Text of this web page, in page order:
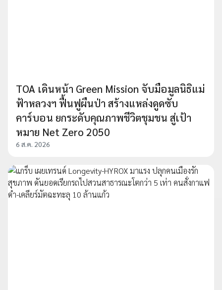
TOA เดินหน้า Green Mission จับมือมูลนิธิแม่
ฟ้าหลวงฯ ฟื้นฟูผืนป่า สร้างแหล่งดูดซับ
คาร์บอน ยกระดับคุณภาพชีวิตชุมชน สู่เป้า
หมาย Net Zero 2050
6 ส.ค. 2026